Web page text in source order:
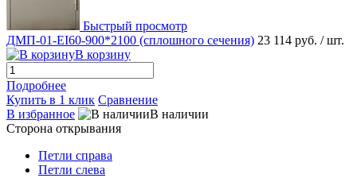
Быстрый просмотр
ДМП-01-EI60-900*2100 (сплошного сечения) 23 114 руб. / шт.
В корзину
Подробнее
Купить в 1 клик Сравнение
В избранное
В наличии
Сторона открывания
Петли справа
Петли слева